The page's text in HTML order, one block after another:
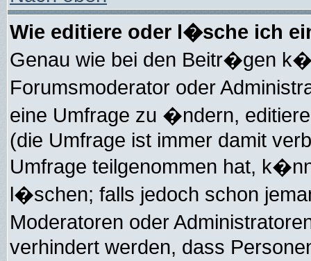
Wie editiere oder l�sche ich
Genau wie bei den Beitr�gen
Forumsmoderator oder
eine Umfrage zu �ndern,
(die Umfrage ist immer damit
Umfrage teilgenommen hat,
l�schen; falls jedoch schon
Moderatoren oder
verhindert werden, dass